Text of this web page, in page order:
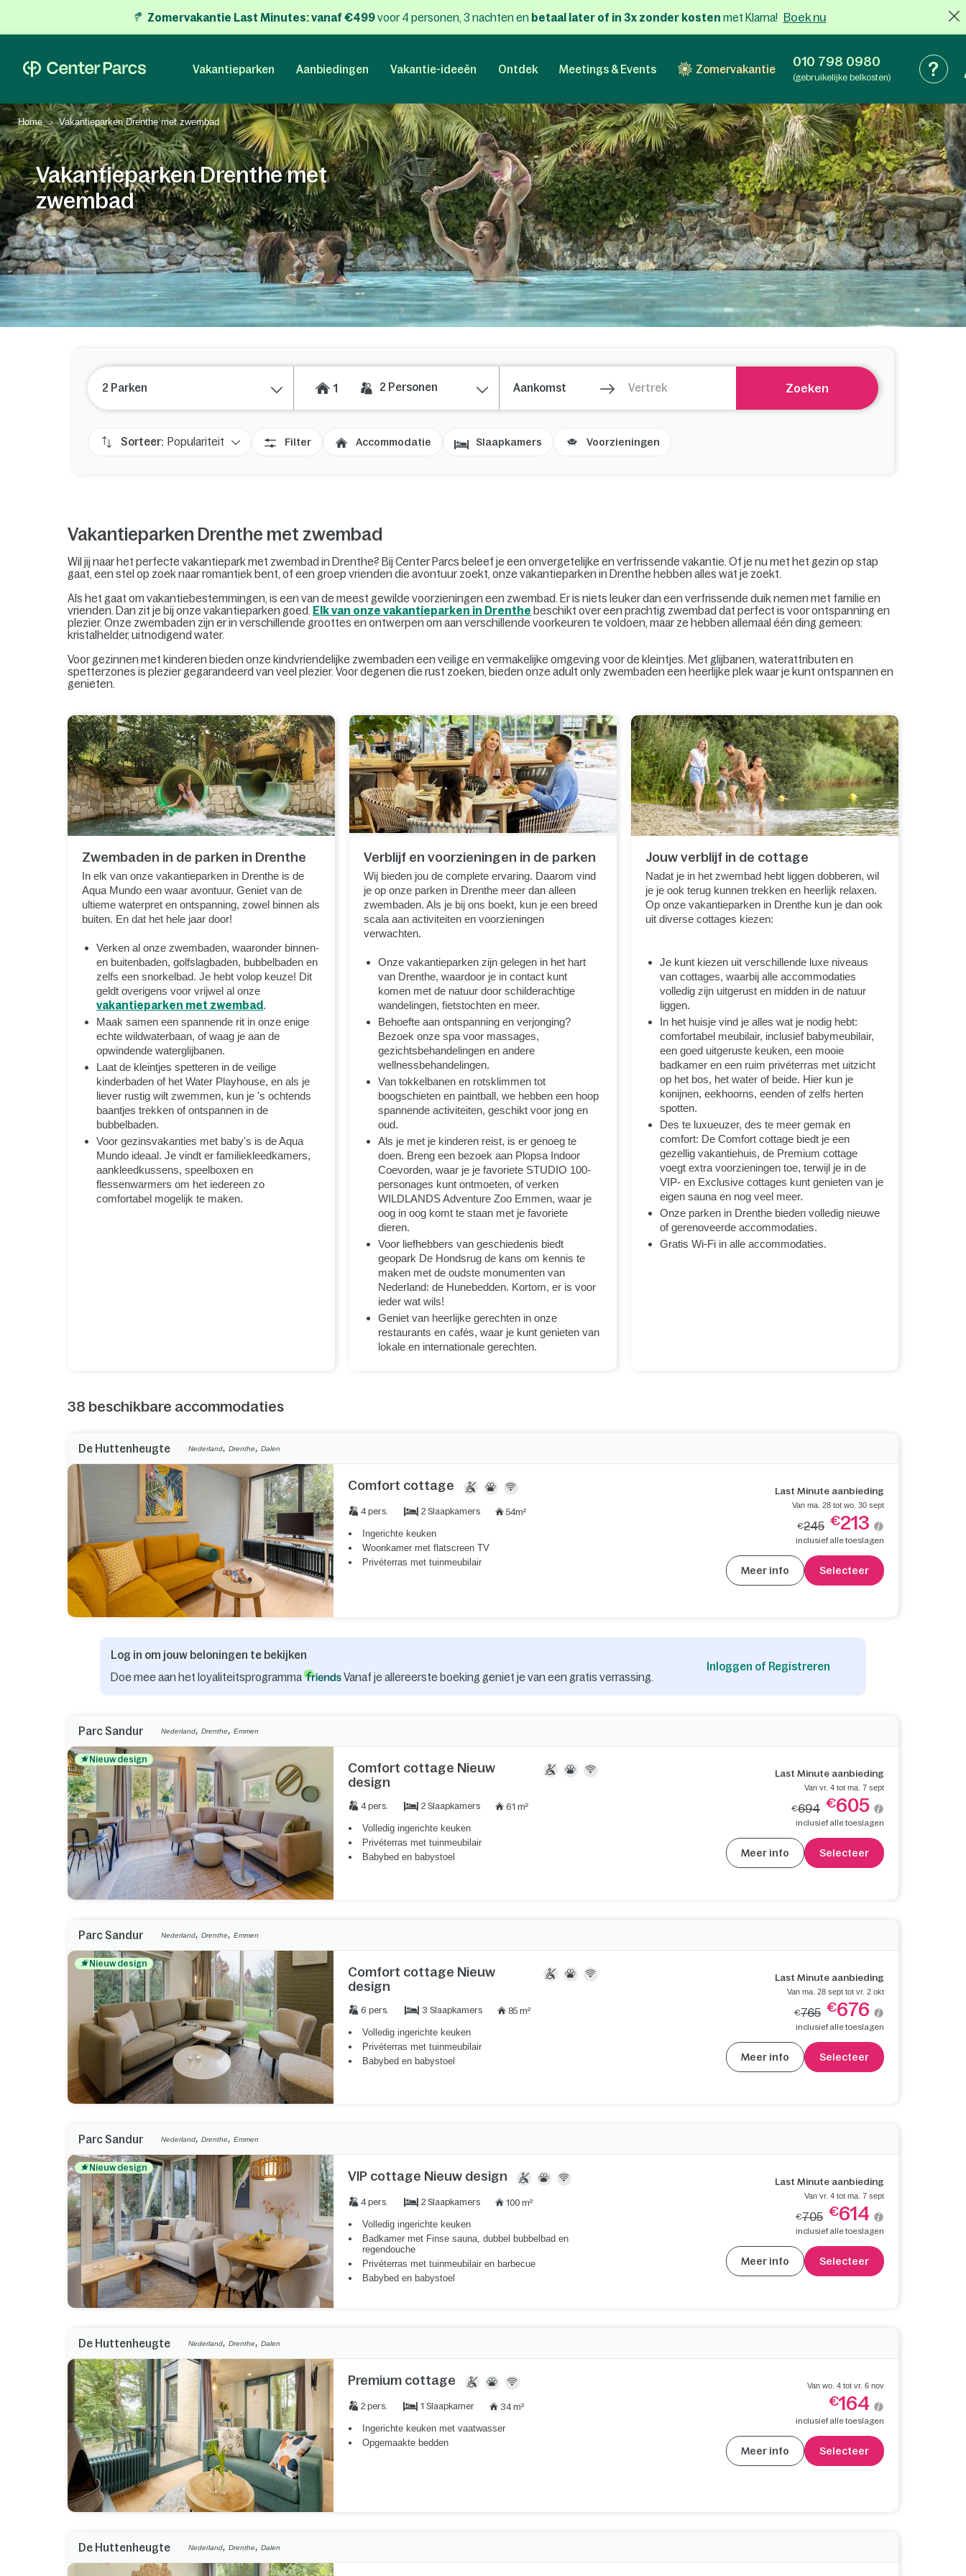
Zomervakantie Last Minutes:vanaf €499voor 4 personen, 3 nachtenen betaal later of in 3x zonder kosten met Klarna! Boek nu
Vakantieparken Aanbiedingen Vakantie-ideeën Ontdek Meetings & Events Zomervakantie 010 798 0980
(gebruikelijke belkosten)
Home Vakantieparken Drenthe met zwembad
Vakantieparken Drenthe met
zwembad
2 Parken 1 2 Personen Zoeken
Sorteer: Populariteit Filter Accommodatie Slaapkamers Voorzieningen
Vakantieparken Drenthe met zwembad
Wil jij naar het perfecte vakantiepark met zwembad in Drenthe? Bij Center Parcs beleef je een onvergetelijke en verfrissende vakantie. Of je nu met het gezin op stap
gaat, een stel op zoek naar romantiek bent, of een groep vrienden die avontuur zoekt, onze vakantieparken in Drenthe hebben alles wat je zoekt.
Als het gaat om vakantiebestemmingen, is een van de meest gewilde voorzieningen een zwembad. Er is niets leuker dan een verfrissende duik nemen met familie en
vrienden. Dan zit je bij onze vakantieparken goed. Elk van onze vakantieparken in Drenthe beschikt over een prachtig zwembad dat perfect is voor ontspanning en
plezier. Onze zwembaden zijn er in verschillende groottes en ontwerpen om aan verschillende voorkeuren te voldoen, maar ze hebben allemaal één ding gemeen:
kristalhelder, uitnodigend water.
Voor gezinnen met kinderen bieden onze kindvriendelijke zwembaden een veilige en vermakelijke omgeving voor de kleintjes. Met glijbanen, waterattributen en
spetterzones is plezier gegarandeerd van veel plezier. Voor degenen die rust zoeken, bieden onze adult only zwembaden een heerlijke plek waar je kunt ontspannen en
genieten.
Zwembaden in de parken in Drenthe
In elk van onze vakantieparken in Drenthe is de
Aqua Mundo een waar avontuur. Geniet van de
ultieme waterpret en ontspanning, zowel binnen als
buiten. En dat het hele jaar door!
Verken al onze zwembaden, waaronder binnen-
en buitenbaden, golfslagbaden, bubbelbaden en
zelfs een snorkelbad. Je hebt volop keuze! Dit
geldt overigens voor vrijwel al onze
vakantieparken met zwembad .
Maak samen een spannende rit in onze enige
echte wildwaterbaan, of waag je aan de
opwindende waterglijbanen.
Laat de kleintjes spetteren in de veilige
kinderbaden of het Water Playhouse, en als je
liever rustig wilt zwemmen, kun je 's ochtends
baantjes trekken of ontspannen in de
bubbelbaden.
Voor gezinsvakanties met baby's is de Aqua
Mundo ideaal. Je vindt er familiekleedkamers,
aankleedkussens, speelboxen en
flessenwarmers om het iedereen zo
comfortabel mogelijk te maken.
Verblijf en voorzieningen in de parken
Wij bieden jou de complete ervaring. Daarom vind
je op onze parken in Drenthe meer dan alleen
zwembaden. Als je bij ons boekt, kun je een breed
scala aan activiteiten en voorzieningen
verwachten.
Onze vakantieparken zijn gelegen in het hart
van Drenthe, waardoor je in contact kunt
komen met de natuur door schilderachtige
wandelingen, fietstochten en meer.
Behoefte aan ontspanning en verjonging?
Bezoek onze spa voor massages,
gezichtsbehandelingen en andere
wellnessbehandelingen.
Van tokkelbanen en rotsklimmen tot
boogschieten en paintball, we hebben een hoop
spannende activiteiten, geschikt voor jong en
oud.
Als je met je kinderen reist, is er genoeg te
doen. Breng een bezoek aan Plopsa Indoor
Coevorden, waar je je favoriete STUDIO 100-
personages kunt ontmoeten, of verken
WILDLANDS Adventure Zoo Emmen, waar je
oog in oog komt te staan met je favoriete
dieren.
Voor liefhebbers van geschiedenis biedt
geopark De Hondsrug de kans om kennis te
maken met de oudste monumenten van
Nederland: de Hunebedden. Kortom, er is voor
ieder wat wils!
Geniet van heerlijke gerechten in onze
restaurants en cafés, waar je kunt genieten van
lokale en internationale gerechten.
Jouw verblijf in de cottage
Nadat je in het zwembad hebt liggen dobberen, wil
je je ook terug kunnen trekken en heerlijk relaxen.
Op onze vakantieparken in Drenthe kun je dan ook
uit diverse cottages kiezen:
Je kunt kiezen uit verschillende luxe niveaus
van cottages, waarbij alle accommodaties
volledig zijn uitgerust en midden in de natuur
liggen.
In het huisje vind je alles wat je nodig hebt:
comfortabel meubilair, inclusief babymeubilair,
een goed uitgeruste keuken, een mooie
badkamer en een ruim privéterras met uitzicht
op het bos, het water of beide. Hier kun je
konijnen, eekhoorns, eenden of zelfs herten
spotten.
Des te luxueuzer, des te meer gemak en
comfort: De Comfort cottage biedt je een
gezellig vakantiehuis, de Premium cottage
voegt extra voorzieningen toe, terwijl je in de
VIP- en Exclusive cottages kunt genieten van je
eigen sauna en nog veel meer.
Onze parken in Drenthe bieden volledig nieuwe
of gerenoveerde accommodaties.
Gratis Wi-Fi in alle accommodaties.
38 beschikbare accommodaties
De Huttenheugte Nederland,Drenthe,Dalen
Comfort cottage
4 pers. 2 Slaapkamers 54m²
Ingerichte keuken
Woonkamer met flatscreen TV
Privéterras met tuinmeubilair
Last Minute aanbieding
Van ma. 28 tot wo. 30 sept
€245 €213
inclusief alle toeslagen
Meer info Selecteer
Log in om jouw beloningen te bekijken
Doe mee aan het loyaliteitsprogramma
Vanaf je allereerste boeking geniet je van een gratis verrassing.
Inloggen of Registreren
Parc Sandur Nederland,Drenthe,Emmen
Nieuw design
Comfort cottage Nieuw
design
4 pers. 2 Slaapkamers 61 m²
Volledig ingerichte keuken
Privéterras met tuinmeubilair
Babybed en babystoel
Last Minute aanbieding
Van vr. 4 tot ma. 7 sept
€694 €605
inclusief alle toeslagen
Meer info Selecteer
Parc Sandur Nederland,Drenthe,Emmen
Nieuw design
Comfort cottage Nieuw
design
6 pers. 3 Slaapkamers 85 m²
Volledig ingerichte keuken
Privéterras met tuinmeubilair
Babybed en babystoel
Last Minute aanbieding
Van ma. 28 sept tot vr. 2 okt
€765 €676
inclusief alle toeslagen
Meer info Selecteer
Parc Sandur Nederland,Drenthe,Emmen
Nieuw design
VIP cottage Nieuw design
4 pers. 2 Slaapkamers 100 m²
Volledig ingerichte keuken
Badkamer met Finse sauna, dubbel bubbelbad en
regendouche
Privéterras met tuinmeubilair en barbecue
Babybed en babystoel
Last Minute aanbieding
Van vr. 4 tot ma. 7 sept
€705 €614
inclusief alle toeslagen
Meer info Selecteer
De Huttenheugte Nederland,Drenthe,Dalen
Premium cottage
2 pers. 1 Slaapkamer 34 m²
Ingerichte keuken met vaatwasser
Opgemaakte bedden
Van wo. 4 tot vr. 6 nov
€164
inclusief alle toeslagen
Meer info Selecteer
De Huttenheugte Nederland,Drenthe,Dalen